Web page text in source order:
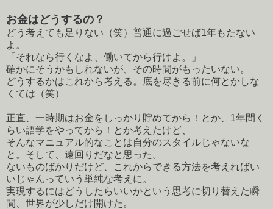
お金はどうするの？
どう考えても足りない（笑）普通に過ごせば1年もたない
よ。
「それなら行くなよ、働いてから行けよ。」
確かにそうかもしれないが、その時間がもったいない。
どうするかはこれから考える。底を尽きる前に何とかしな
くては（笑）
正直、一時期はお金をしっかり貯めてから！とか、1年間く
らい語学をやってから！とか考えたけど、
そんなマニュアル的なことは自分のスタイルじゃないな
と。そして、遠回りだなと思った。
ないものばかりだけど、これからできる方法を考えればい
いじゃんっていう単純な考えに。
実現するにはどうしたらいいかという思考に切り替えた瞬
間、世界が少しだけ開けた。